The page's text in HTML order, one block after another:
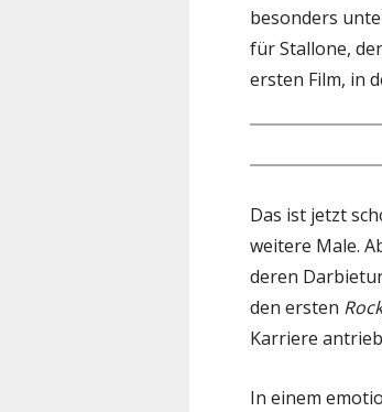
besonders
für Stallone,
ersten Film, in
Das ist jetzt
weitere Male.
deren
den ersten
Karriere
In einem